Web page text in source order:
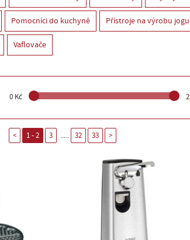
Pomocníci do kuchyně Přístroje na výrobu
Vaflovače
0 Kč
< 1 - 2 3 ..... 32 33 >